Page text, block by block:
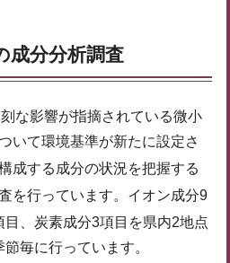
成分分析調査
な影響が指摘されている微小
いて環境基準が新たに設定さ
成する成分の状況を把握する
を行っています。イオン成分9
、炭素成分3項目を県内2地点
毎に行っています。